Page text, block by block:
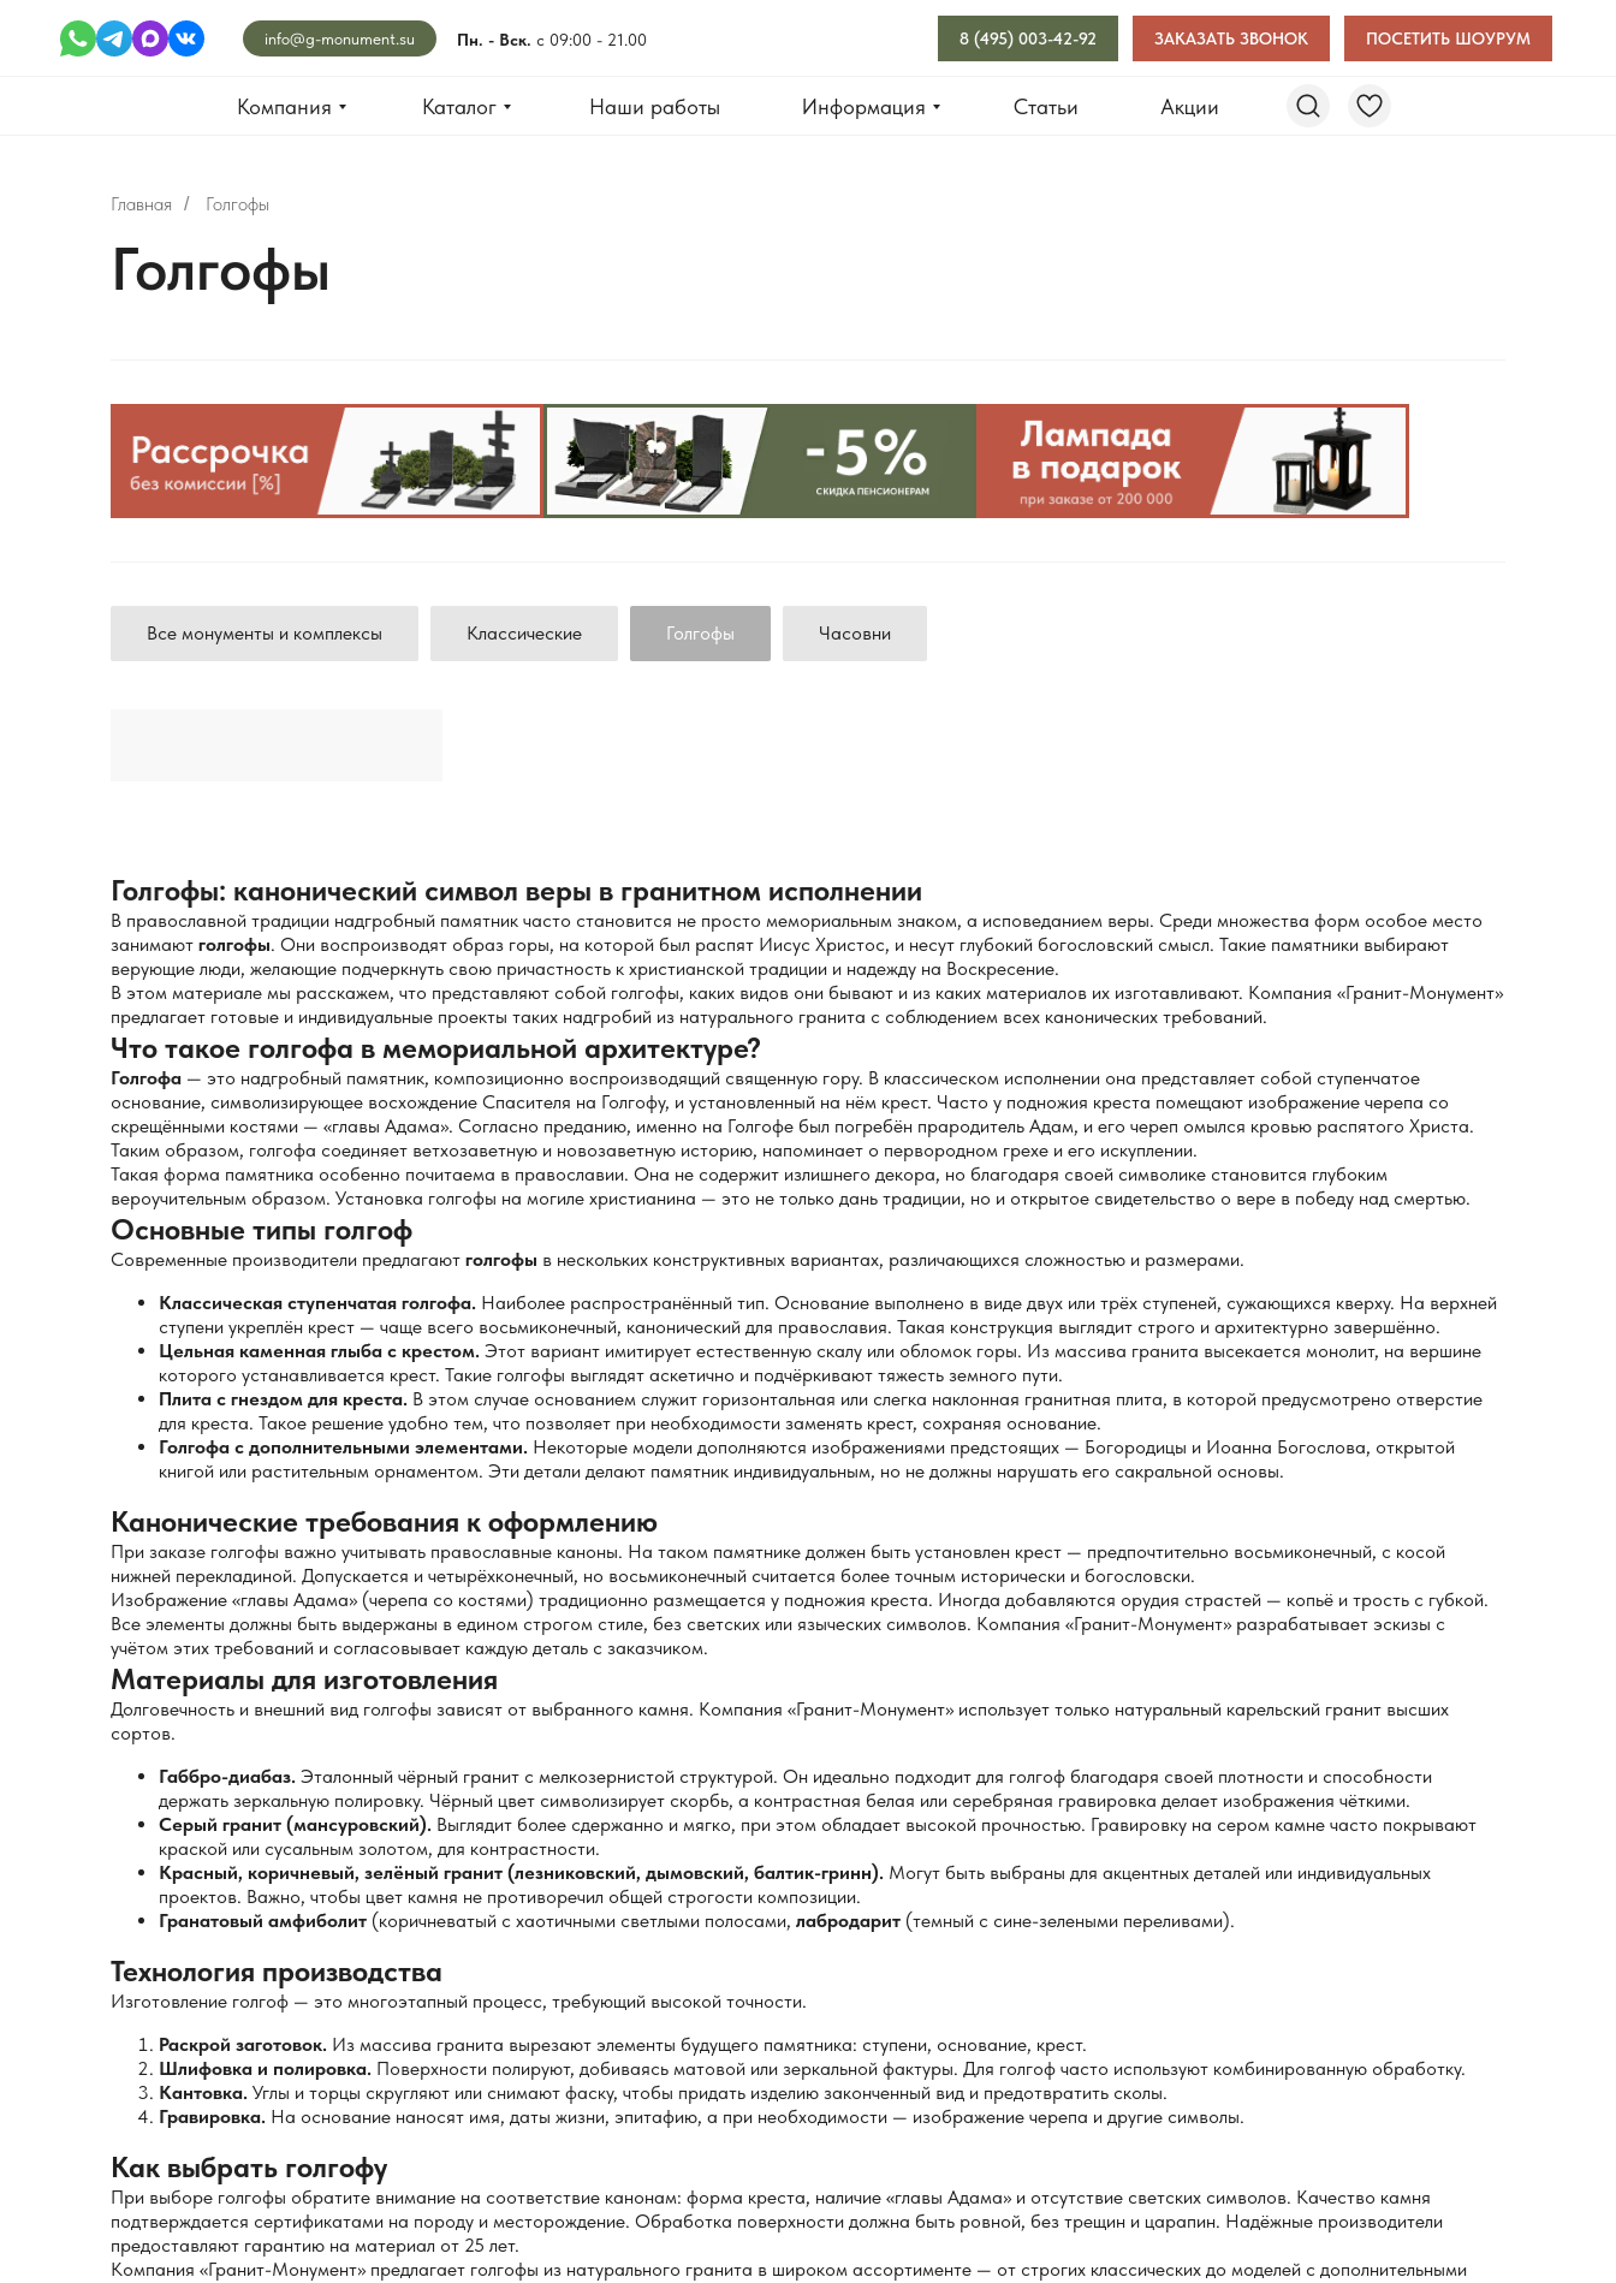
Акции
Статьи
Информация
Наши работы
Каталог
Компания
info@g-monument.su 8 (495) 003-42-92 ПОСЕТИТЬ ШОУРУМ
ЗАКАЗАТЬ ЗВОНОК
Пн. - Вск. с 09:00 - 21.00
Главная / Голгофы
Голгофы
Все монументы и комплексы Классические Голгофы Часовни
Голгофы: канонический символ веры в гранитном исполнении
В православной традиции надгробный памятник часто становится не просто мемориальным знаком, а исповеданием веры. Среди множества форм особое место
занимают голгофы. Они воспроизводят образ горы, на которой был распят Иисус Христос, и несут глубокий богословский смысл. Такие памятники выбирают
верующие люди, желающие подчеркнуть свою причастность к христианской традиции и надежду на Воскресение.
В этом материале мы расскажем, что представляют собой голгофы, каких видов они бывают и из каких материалов их изготавливают. Компания «Гранит-Монумент»
предлагает готовые и индивидуальные проекты таких надгробий из натурального гранита с соблюдением всех канонических требований.
Что такое голгофа в мемориальной архитектуре?
Голгофа — это надгробный памятник, композиционно воспроизводящий священную гору. В классическом исполнении она представляет собой ступенчатое
основание, символизирующее восхождение Спасителя на Голгофу, и установленный на нём крест. Часто у подножия креста помещают изображение черепа со
скрещёнными костями — «главы Адама». Согласно преданию, именно на Голгофе был погребён прародитель Адам, и его череп омылся кровью распятого Христа.
Таким образом, голгофа соединяет ветхозаветную и новозаветную историю, напоминает о первородном грехе и его искуплении.
Такая форма памятника особенно почитаема в православии. Она не содержит излишнего декора, но благодаря своей символике становится глубоким
вероучительным образом. Установка голгофы на могиле христианина — это не только дань традиции, но и открытое свидетельство о вере в победу над смертью.
Основные типы голгоф
Современные производители предлагают голгофы в нескольких конструктивных вариантах, различающихся сложностью и размерами.
Классическая ступенчатая голгофа. Наиболее распространённый тип. Основание выполнено в виде двух или трёх ступеней, сужающихся кверху. На верхней
ступени укреплён крест — чаще всего восьмиконечный, канонический для православия. Такая конструкция выглядит строго и архитектурно завершённо.
Цельная каменная глыба с крестом. Этот вариант имитирует естественную скалу или обломок горы. Из массива гранита высекается монолит, на вершине
которого устанавливается крест. Такие голгофы выглядят аскетично и подчёркивают тяжесть земного пути.
Плита с гнездом для креста. В этом случае основанием служит горизонтальная или слегка наклонная гранитная плита, в которой предусмотрено отверстие
для креста. Такое решение удобно тем, что позволяет при необходимости заменять крест, сохраняя основание.
Голгофа с дополнительными элементами. Некоторые модели дополняются изображениями предстоящих — Богородицы и Иоанна Богослова, открытой
книгой или растительным орнаментом. Эти детали делают памятник индивидуальным, но не должны нарушать его сакральной основы.
Канонические требования к оформлению
При заказе голгофы важно учитывать православные каноны. На таком памятнике должен быть установлен крест — предпочтительно восьмиконечный, с косой
нижней перекладиной. Допускается и четырёхконечный, но восьмиконечный считается более точным исторически и богословски.
Изображение «главы Адама» (черепа со костями) традиционно размещается у подножия креста. Иногда добавляются орудия страстей — копьё и трость с губкой.
Все элементы должны быть выдержаны в едином строгом стиле, без светских или языческих символов. Компания «Гранит-Монумент» разрабатывает эскизы с
учётом этих требований и согласовывает каждую деталь с заказчиком.
Материалы для изготовления
Долговечность и внешний вид голгофы зависят от выбранного камня. Компания «Гранит-Монумент» использует только натуральный карельский гранит высших
сортов.
Габбро-диабаз. Эталонный чёрный гранит с мелкозернистой структурой. Он идеально подходит для голгоф благодаря своей плотности и способности
держать зеркальную полировку. Чёрный цвет символизирует скорбь, а контрастная белая или серебряная гравировка делает изображения чёткими.
Серый гранит (мансуровский). Выглядит более сдержанно и мягко, при этом обладает высокой прочностью. Гравировку на сером камне часто покрывают
краской или сусальным золотом, для контрастности.
Красный, коричневый, зелёный гранит (лезниковский, дымовский, балтик-гринн). Могут быть выбраны для акцентных деталей или индивидуальных
проектов. Важно, чтобы цвет камня не противоречил общей строгости композиции.
Гранатовый амфиболит (коричневатый с хаотичными светлыми полосами, лабродарит (темный с сине-зелеными переливами).
Технология производства
Изготовление голгоф — это многоэтапный процесс, требующий высокой точности.
Раскрой заготовок. Из массива гранита вырезают элементы будущего памятника: ступени, основание, крест.
Шлифовка и полировка. Поверхности полируют, добиваясь матовой или зеркальной фактуры. Для голгоф часто используют комбинированную обработку.
Кантовка. Углы и торцы скругляют или снимают фаску, чтобы придать изделию законченный вид и предотвратить сколы.
Гравировка. На основание наносят имя, даты жизни, эпитафию, а при необходимости — изображение черепа и другие символы.
Как выбрать голгофу
При выборе голгофы обратите внимание на соответствие канонам: форма креста, наличие «главы Адама» и отсутствие светских символов. Качество камня
подтверждается сертификатами на породу и месторождение. Обработка поверхности должна быть ровной, без трещин и царапин. Надёжные производители
предоставляют гарантию на материал от 25 лет.
Компания «Гранит-Монумент» предлагает голгофы из натурального гранита в широком ассортименте — от строгих классических до моделей с дополнительными